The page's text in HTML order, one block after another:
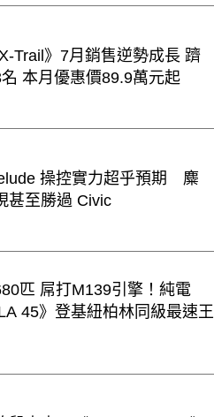
Trail》7月銷售逆勢成長 躋
本月優惠價89.9萬元起
操控實力超乎預期 麋
甚至勝過 Civic
匹 屌打M139引擎！純電
45》登基紐柏林同級最速王